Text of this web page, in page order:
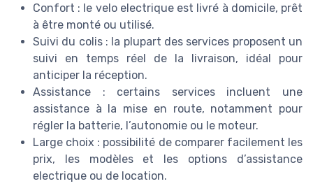
Confort : le velo electrique est livré à domicile, prêt
à être monté ou utilisé.
Suivi du colis : la plupart des services proposent un
suivi en temps réel de la livraison, idéal pour
anticiper la réception.
Assistance : certains services incluent une
assistance à la mise en route, notamment pour
régler la batterie, l’autonomie ou le moteur.
Large choix : possibilité de comparer facilement les
prix, les modèles et les options d’assistance
electrique ou de location.